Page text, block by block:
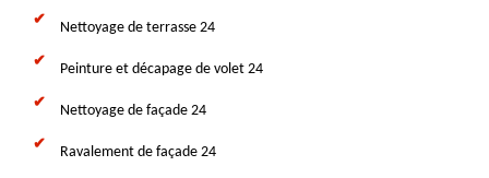
Nettoyage de terrasse 24
Peinture et décapage de volet 24
Nettoyage de façade 24
Ravalement de façade 24